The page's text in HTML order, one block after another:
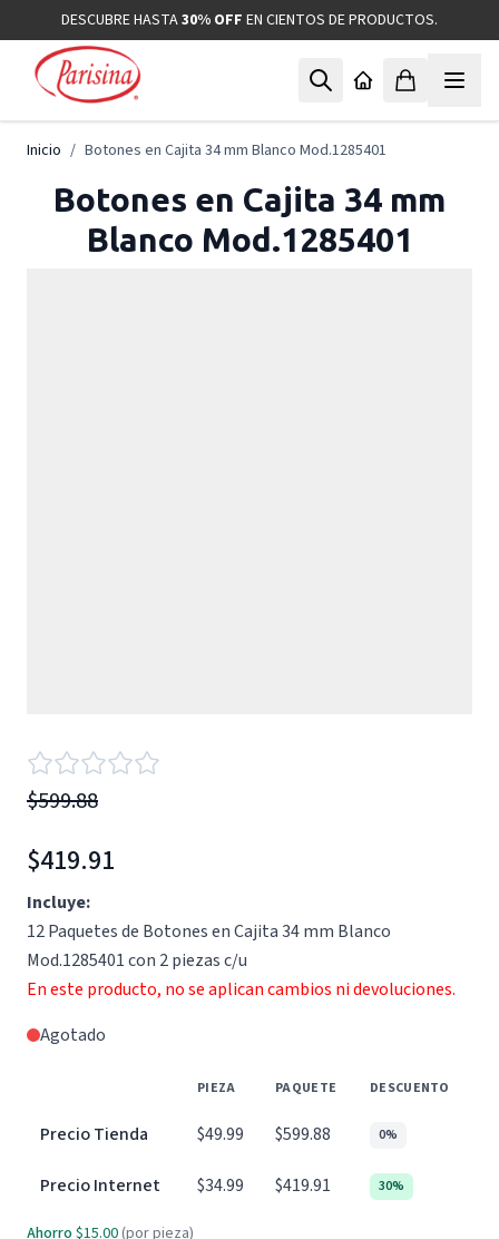
Ir al contenidoDESCUBRE HASTA30% OFF EN CIENTOS DE PRODUCTOS.
Inicio / Botones en Cajita 34 mm Blanco Mod.1285401
Botones en Cajita 34 mm
Blanco Mod.1285401
$599.88
$419.91
Incluye:
12 Paquetes de Botones en Cajita 34 mm Blanco
Mod.1285401 con 2 piezas c/u
En este producto, no se aplican cambios ni devoluciones.
Agotado
PIEZA PAQUETE DESCUENTO
Precio Tienda $49.99 $599.88 0%
Precio Internet $34.99 $419.91 30%
Ahorro $15.00 (por pieza)